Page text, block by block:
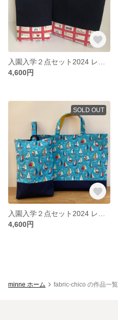
4,600円
SOLD OUT
4,600円
minne ホーム fabric-chico の作品一覧